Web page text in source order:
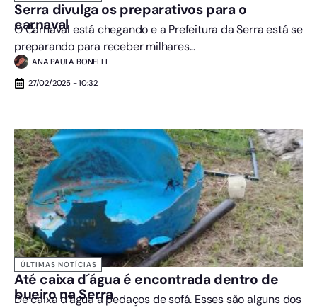
Serra divulga os preparativos para o
carnaval
O Carnaval está chegando e a Prefeitura da Serra está se
preparando para receber milhares...
ANA PAULA BONELLI
27/02/2025 - 10:32
ÚLTIMAS NOTÍCIAS
Até caixa d´água é encontrada dentro de
bueiro na Serra
De caixa d’água a pedaços de sofá. Esses são alguns dos